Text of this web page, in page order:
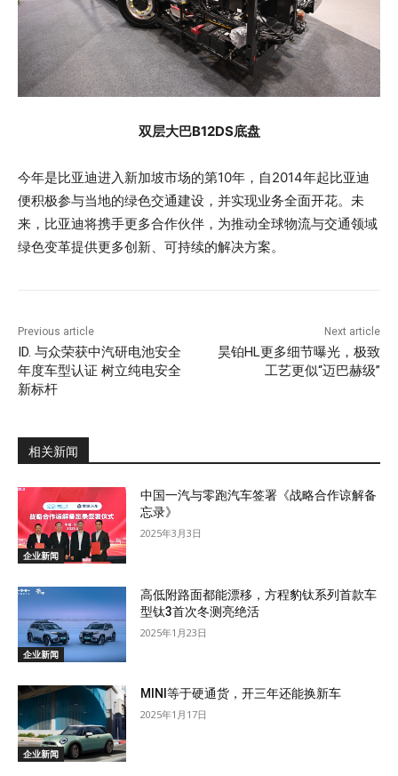
双层大巴B12DS底盘
今年是比亚迪进入新加坡市场的第10年，自2014年起比亚迪
便积极参与当地的绿色交通建设，并实现业务全面开花。未
来，比亚迪将携手更多合作伙伴，为推动全球物流与交通领域
绿色变革提供更多创新、可持续的解决方案。
Previous article
ID. 与众荣获中汽研电池安全
年度车型认证 树立纯电安全
新标杆
Next article
昊铂HL更多细节曝光，极致
工艺更似“迈巴赫级”
相关新闻
企业新闻
中国一汽与零跑汽车签署《战略合作谅解备
忘录》
2025年3月3日
企业新闻
高低附路面都能漂移，方程豹钛系列首款车
型钛3首次冬测亮绝活
2025年1月23日
企业新闻
MINI等于硬通货，开三年还能换新车
2025年1月17日